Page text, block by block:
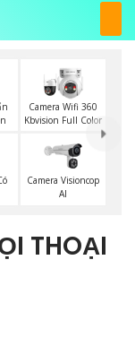
Camera Wifi 360
Kbvision Full Color
Camera Visioncop
Al
THOẠI